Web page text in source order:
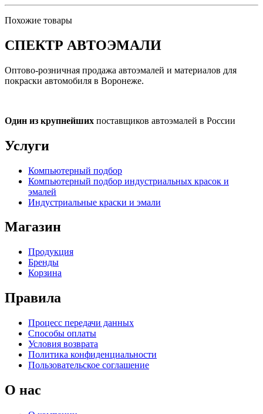
Похожие товары
СПЕКТР АВТОЭМАЛИ
Оптово-розничная продажа автоэмалей и материалов для
покраски автомобиля в Воронеже.
Один из крупнейших поставщиков автоэмалей в России
Услуги
Компьютерный подбор
Компьютерный подбор индустриальных красок и
эмалей
Индустриальные краски и эмали
Магазин
Продукция
Бренды
Корзина
Правила
Процесс передачи данных
Способы оплаты
Условия возврата
Политика конфиденциальности
Пользовательское соглашение
О нас